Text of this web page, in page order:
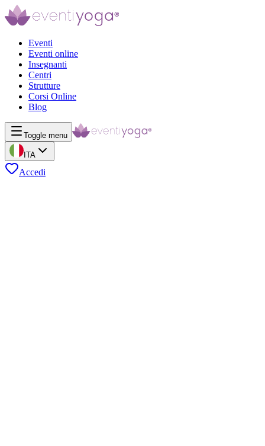
Eventi
Eventi online
Insegnanti
Centri
Strutture
Corsi Online
Blog
Toggle menu
ITA
Accedi